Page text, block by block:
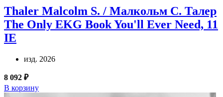
Thaler Malcolm S. / Малкольм С. Талер
The Only EKG Book You'll Ever Need, 11
IE
изд. 2026
8 092 ₽
В корзину